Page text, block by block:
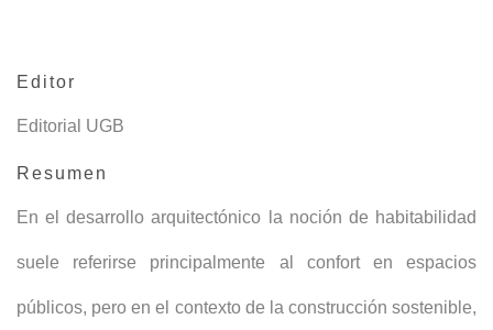
Editor
Editorial UGB
Resumen
En el desarrollo arquitectónico la noción de habitabilidad
suele referirse principalmente al confort en espacios
públicos, pero en el contexto de la construcción sostenible,